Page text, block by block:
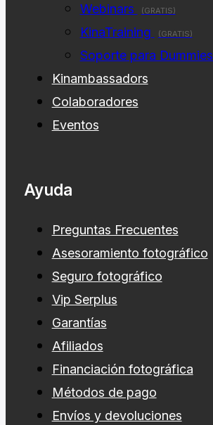
Webinars (GRATIS)
KinaTraining (GRATIS)
Soporte para Dummies
Kinambassadors
Colaboradores
Eventos
Ayuda
Preguntas Frecuentes
Asesoramiento fotográfico
Seguro fotográfico
Vip Serplus
Garantías
Afiliados
Financiación fotográfica
Métodos de pago
Envíos y devoluciones